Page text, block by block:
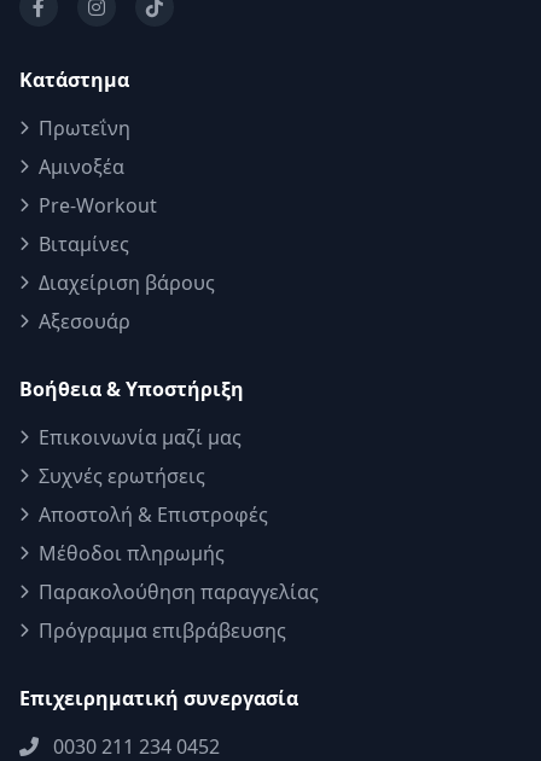
Κατάστημα
Πρωτεΐνη
Αμινοξέα
Pre-Workout
Βιταμίνες
Διαχείριση βάρους
Αξεσουάρ
Βοήθεια & Υποστήριξη
Επικοινωνία μαζί μας
Συχνές ερωτήσεις
Αποστολή & Επιστροφές
Μέθοδοι πληρωμής
Παρακολούθηση παραγγελίας
Πρόγραμμα επιβράβευσης
Επιχειρηματική συνεργασία
0030 211 234 0452